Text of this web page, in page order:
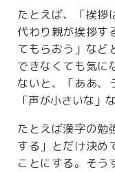
たとえば、「挨拶
代わり親が挨拶す
てもらおう」など
できなくても気に
ないと、「ああ、
「声が小さいな」
たとえば漢字の勉
する」とだけ決め
ことにする。そう